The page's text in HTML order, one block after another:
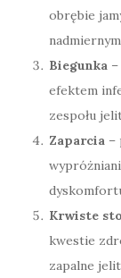
obrębie
Biegunka
efektem
zespołu
Zaparcia –
Krwiste
kwestie
zapalne